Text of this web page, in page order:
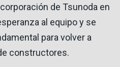
de Tsunoda en
al equipo y se
para volver a
constructores.